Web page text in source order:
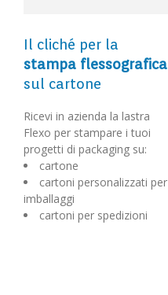
Il cliché per la
stampa flessografica
sul cartone
Ricevi in azienda la lastra
Flexo per stampare i tuoi
progetti di packaging su:
cartone
cartoni personalizzati per
imballaggi
cartoni per spedizioni